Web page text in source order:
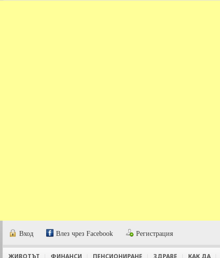
Вход Влез чрез Facebook Регистрация
ЖИВОТЪТ ФИНАНСИ ПЕНСИОНИРАНЕ ЗДРАВЕ КАК ДА